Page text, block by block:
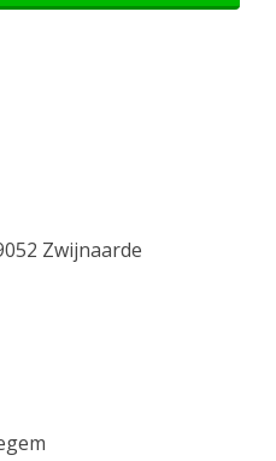
Zwijnaarde